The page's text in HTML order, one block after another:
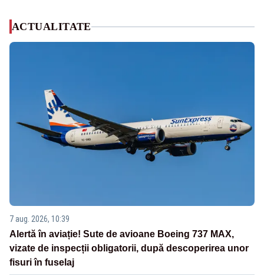
ACTUALITATE
7 aug. 2026, 10:39
Alertă în aviație! Sute de avioane Boeing 737 MAX,
vizate de inspecții obligatorii, după descoperirea unor
fisuri în fuselaj